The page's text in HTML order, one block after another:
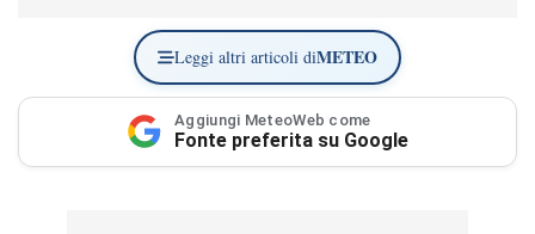
Leggi altri articoli diMETEO
Aggiungi MeteoWeb come
Fonte preferita su Google